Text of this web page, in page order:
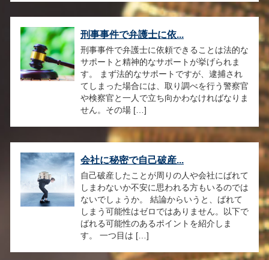
刑事事件で弁護士に依...
刑事事件で弁護士に依頼できることは法的な
サポートと精神的なサポートが挙げられま
す。 まず法的なサポートですが、逮捕され
てしまった場合には、取り調べを行う警察官
や検察官と一人で立ち向かわなければなりま
せん。その場 […]
会社に秘密で自己破産...
自己破産したことが周りの人や会社にばれて
しまわないか不安に思われる方もいるのでは
ないでしょうか。 結論からいうと、ばれて
しまう可能性はゼロではありません。以下で
ばれる可能性のあるポイントを紹介しま
す。 一つ目は […]